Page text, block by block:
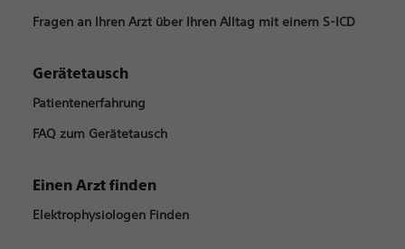
Fragen an Ihren Arzt über Ihren Alltag mit einem S-ICD
Gerätetausch
Patientenerfahrung
FAQ zum Gerätetausch
Einen Arzt finden
Elektrophysiologen Finden